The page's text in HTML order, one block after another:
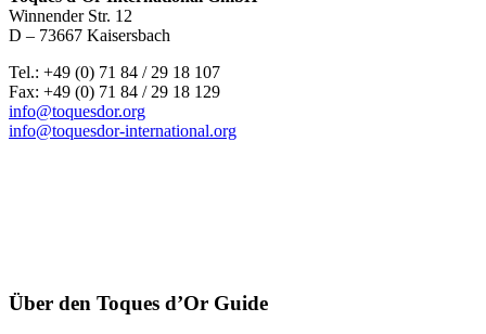
Winnender Str. 12
D – 73667 Kaisersbach
Tel.: +49 (0) 71 84 / 29 18 107
Fax: +49 (0) 71 84 / 29 18 129
info@toquesdor.org
info@toquesdor-international.org
Über den Toques d’Or Guide